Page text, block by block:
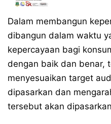
Dalam membangun
dibangun dalam waktu
kepercayaan bagi
dengan baik dan benar,
menyesuaikan target
dipasarkan dan
tersebut akan